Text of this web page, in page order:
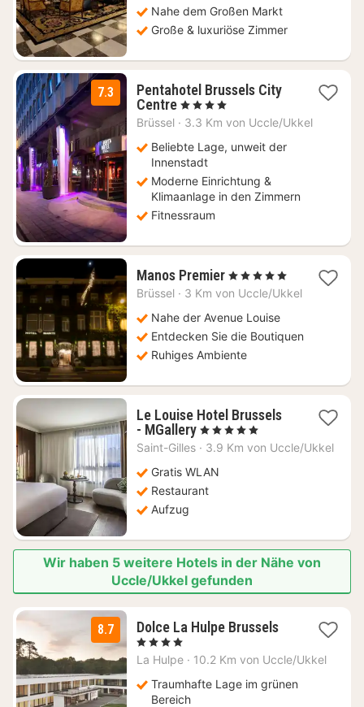
Nahe dem Großen Markt
Große & luxuriöse Zimmer
7.3
Pentahotel Brussels City
Centre1
Nacht
90,10
€
, 4 Sterne
Brüssel · 3.3 Km von Uccle/Ukkel
Beliebte Lage, unweit der
Innenstadt
Moderne Einrichtung &
Klimaanlage in den Zimmern
Fitnessraum
Manos Premier1
Nacht
169
€
, 5 Sterne
Brüssel · 3 Km von Uccle/Ukkel
Nahe der Avenue Louise
Entdecken Sie die Boutiquen
Ruhiges Ambiente
Le Louise Hotel Brussels
- MGallery1
Nacht
117,56
€
, 5 Sterne
Saint-Gilles · 3.9 Km von Uccle/Ukkel
Gratis WLAN
Restaurant
Aufzug
Wir haben 5 weitere Hotels in der Nähe von
Uccle/Ukkel gefunden
8.7 Dolce La Hulpe Brussels3
ab
130,87
€
, 4 Sterne
La Hulpe · 10.2 Km von Uccle/Ukkel
Traumhafte Lage im grünen
Bereich